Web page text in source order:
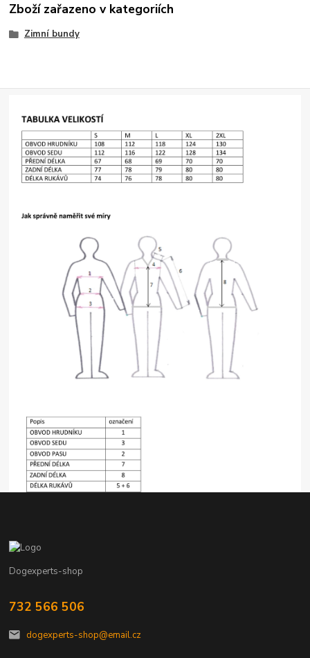
Zboží zařazeno v kategoriích
Zimní bundy
Dogexperts-shop
732 566 506
dogexperts-shop@email.cz